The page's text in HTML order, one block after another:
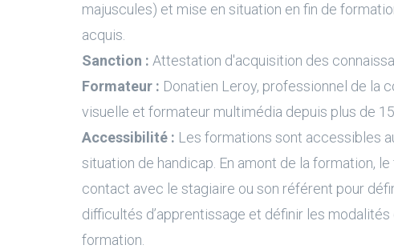
majuscules) et mise en situation en fin de
acquis.
Sanction : Attestation d'acquisition des
Formateur : Donatien Leroy, professionnel de la
visuelle et formateur multimédia depuis plus de 15
Accessibilité : Les formations sont accessibles
situation de handicap. En amont de la formation,
contact avec le stagiaire ou son référent pour
difficultés d’apprentissage et définir les modalités
formation.